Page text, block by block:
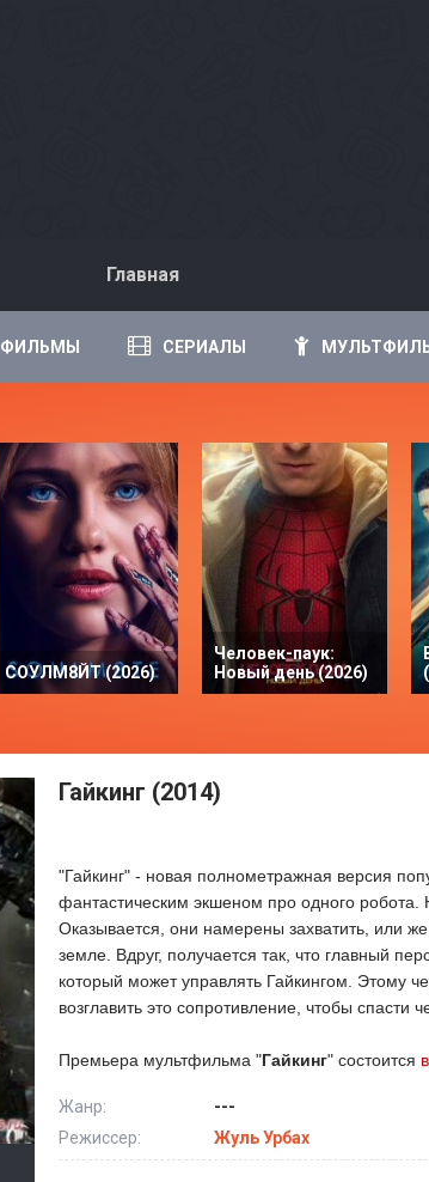
Главная
ФИЛЬМЫ СЕРИАЛЫ
СОУЛМ8ЙТ (2026)
Человек-паук:
Новый день (2026)
Гайкинг (2014)
"Гайкинг" - новая полнометражная версия
фантастическим экшеном про одного
Оказывается, они намерены захватить, или
земле. Вдруг, получается так, что главный
который может управлять Гайкингом. Этому
возглавить это сопротивление, чтобы спасти
Премьера мультфильма "Гайкинг" состоится
Жанр:
---
Режиссер:
Жуль Урбах